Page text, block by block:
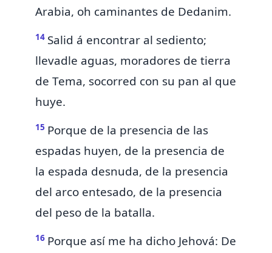
Arabia, oh caminantes de Dedanim.
14 Salid á encontrar al sediento;
llevadle aguas, moradores de tierra
de Tema, socorred con su pan al que
huye.
15 Porque de la presencia de las
espadas huyen, de la presencia de
la espada desnuda, de la presencia
del arco entesado, de la presencia
del peso de la batalla.
16 Porque así me ha dicho Jehová: De